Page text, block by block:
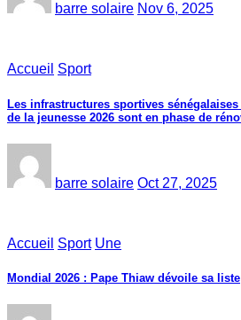
barre solaire Nov 6, 2025
Accueil Sport
Les infrastructures sportives
de la jeunesse 2026 sont en phase de
barre solaire Oct 27, 2025
Accueil Sport Une
Mondial 2026 : Pape Thiaw dévoile sa liste